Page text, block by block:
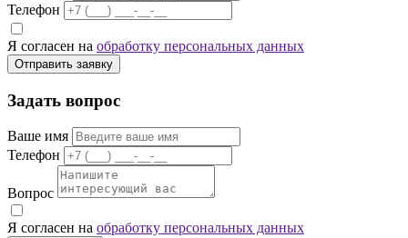
Телефон
Я согласен на обработку персональных данных
Отправить заявку
Задать вопрос
Ваше имя
Телефон
Вопрос
Я согласен на обработку персональных данных